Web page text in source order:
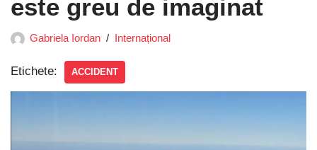
este greu de imaginat
Gabriela Iordan Internațional
Etichete: ACCIDENT